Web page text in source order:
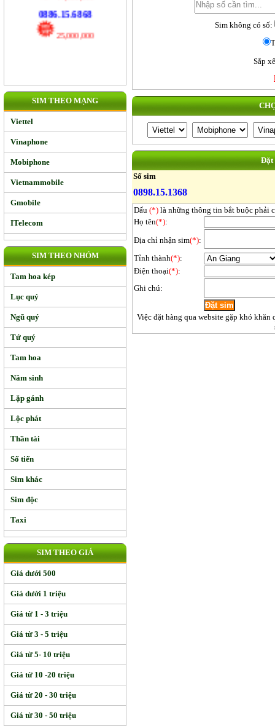
17,000,000
0886.15.6868
SIM THEO MẠNG
Viettel
Vinaphone
Mobiphone
Vietnammobile
Gmobile
ITelecom
SIM THEO NHÓM
Tam hoa kép
Lục quý
Ngũ quý
Tứ quý
Tam hoa
Năm sinh
Lặp gánh
Lộc phát
Thần tài
Số tiến
Sim khác
Sim độc
Taxi
SIM THEO GIÁ
Giá dưới 500
Giá dưới 1 triệu
Giá từ 1 - 3 triệu
Giá từ 3 - 5 triệu
Giá từ 5- 10 triệu
Giá từ 10 -20 triệu
Giá từ 20 - 30 triệu
Giá từ 30 - 50 triệu
Sim không có số:
Sắp
Đặt
Số sim
0898.15.1368
Dấu (*) là những thông tin bắt buộc phải
Họ tên(*):
Địa chỉ nhận sim(*):
Tỉnh thành(*):
Điện thoại(*):
Ghi chú:
Việc đặt hàng qua website gặp khó